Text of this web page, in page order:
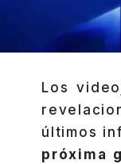
Los
últimos
próxima